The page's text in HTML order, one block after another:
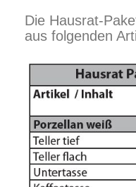
Die Hausrat-
aus folgenden